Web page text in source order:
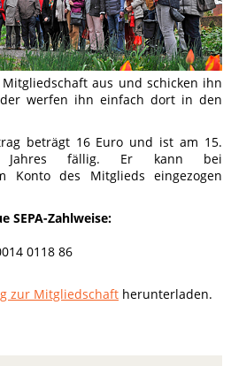
aus und schicken ihn
werfen ihn einfach dort in den
beträgt 16 Euro und ist am 15.
Jahres fällig. Er kann bei
Konto des Mitglieds eingezogen
SEPA-Zahlweise:
0118 86
zur Mitgliedschaft herunterladen.